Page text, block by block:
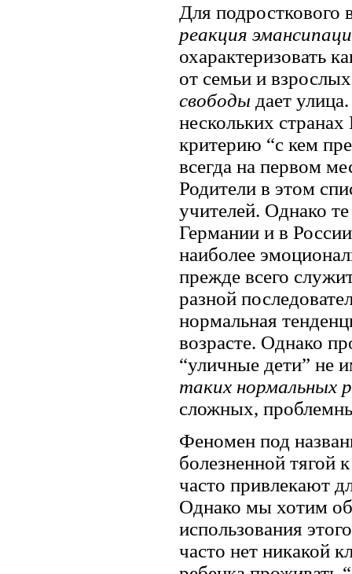
Для подросткового
реакция
охарактеризовать
от семьи и
свободы дает
нескольких
критерию “с кем
всегда на первом
Родители в этом
учителей. Однако
Германии и в
наиболее
прежде всего
разной
нормальная
возрасте. Однако
“уличные дети” не
таких нормальных
сложных,
Феномен под
болезненной тягой
часто привлекают
Однако мы хотим
использования
часто нет никакой